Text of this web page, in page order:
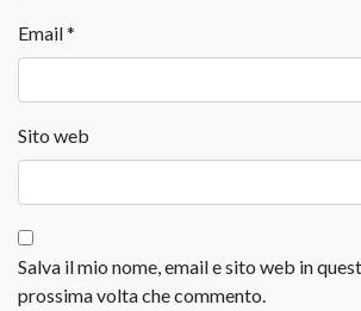
Email*
Sito web
Salva il mio nome, email e sito web in
prossima volta che commento.